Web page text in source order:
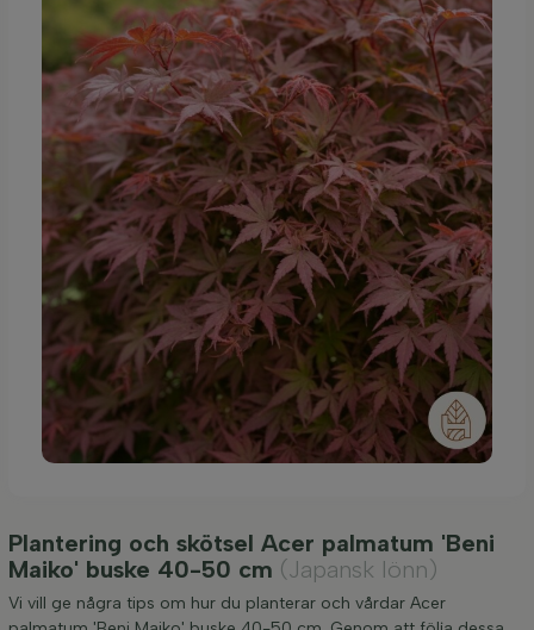
Plantering och skötsel Acer palmatum 'Beni
Maiko' buske 40-50 cm (Japansk lönn)
Vi vill ge några tips om hur du planterar och vårdar Acer